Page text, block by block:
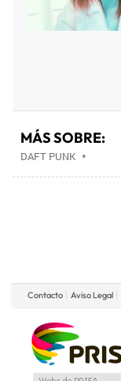
MÁS SOBRE:
DAFT PUNK•
Contacto Aviso Legal